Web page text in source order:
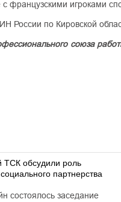
французскими игроками
по Кировской
союза
ТСК обсудили роль
партнерства
состоялось заседание